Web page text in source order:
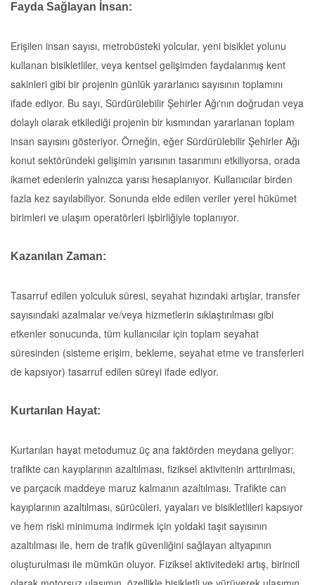
Fayda Sağlayan İnsan:
Erişilen insan sayısı, metrobüsteki yolcular, yeni bisiklet yolunu
kullanan bisikletliler, veya kentsel gelişimden faydalanmış kent
sakinleri gibi bir projenin günlük yararlanıcı sayısının toplamını
ifade ediyor. Bu sayı, Sürdürülebilir Şehirler Ağı'nın doğrudan veya
dolaylı olarak etkilediği projenin bir kısmından yararlanan toplam
insan sayısını gösteriyor. Örneğin, eğer Sürdürülebilir Şehirler Ağı
konut sektöründeki gelişimin yarısının tasarımını etkiliyorsa, orada
ikamet edenlerin yalnızca yarısı hesaplanıyor. Kullanıcılar birden
fazla kez sayılabiliyor. Sonunda elde edilen veriler yerel hükümet
birimleri ve ulaşım operatörleri işbirliğiyle toplanıyor.
Kazanılan Zaman:
Tasarruf edilen yolculuk süresi, seyahat hızındaki artışlar, transfer
sayısındaki azalmalar ve/veya hizmetlerin sıklaştırılması gibi
etkenler sonucunda, tüm kullanıcılar için toplam seyahat
süresinden (sisteme erişim, bekleme, seyahat etme ve transferleri
de kapsıyor) tasarruf edilen süreyi ifade ediyor.
Kurtarılan Hayat:
Kurtarılan hayat metodumuz üç ana faktörden meydana geliyor:
trafikte can kayıplarının azaltılması, fiziksel aktivitenin arttırılması,
ve parçacık maddeye maruz kalmanın azaltılması. Trafikte can
kayıplarının azaltılması, sürücüleri, yayaları ve bisikletlileri kapsıyor
ve hem riski minimuma indirmek için yoldaki taşıt sayısının
azaltılması ile, hem de trafik güvenliğini sağlayan altyapının
oluşturulması ile mümkün oluyor. Fiziksel aktivitedeki artış, birincil